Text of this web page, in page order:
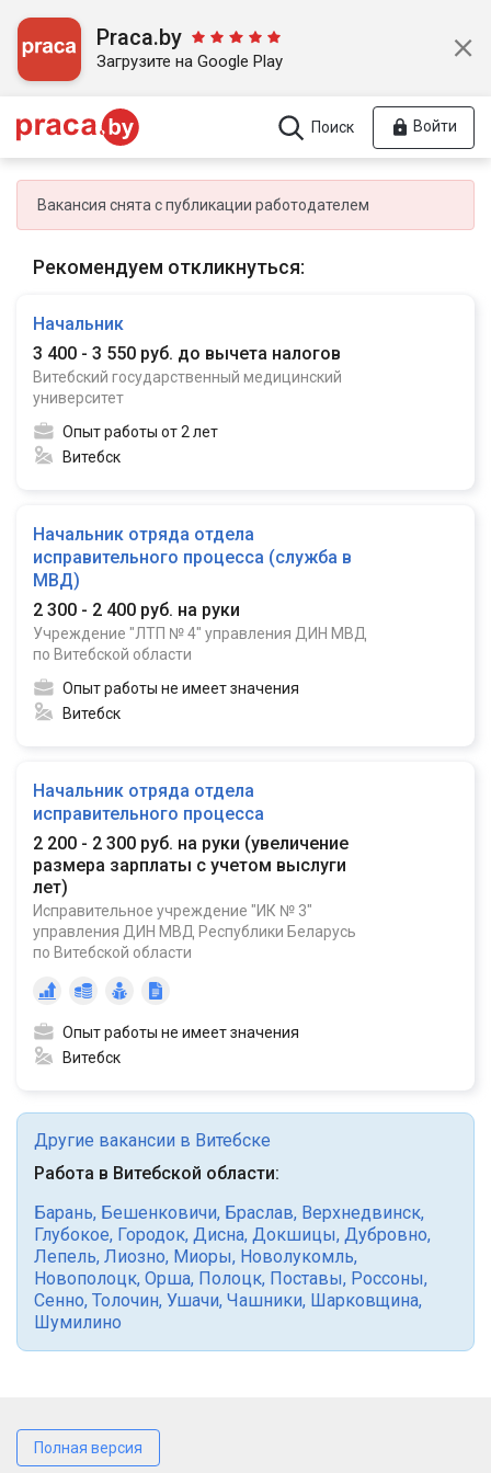
Praca.by
Загрузите на Google Play
Поиск Войти
Вакансия снята с публикации работодателем
Рекомендуем откликнуться:
Начальник
3 400 - 3 550 руб. до вычета налогов
Витебский государственный медицинский
университет
Опыт работы от 2 лет
Витебск
Начальник отряда отдела
исправительного процесса (служба в
МВД)
2 300 - 2 400 руб. на руки
Учреждение "ЛТП № 4" управления ДИН МВД
по Витебской области
Опыт работы не имеет значения
Витебск
Начальник отряда отдела
исправительного процесса
2 200 - 2 300 руб. на руки (увеличение
размера зарплаты с учетом выслуги
лет)
Исправительное учреждение "ИК № 3"
управления ДИН МВД Республики Беларусь
по Витебской области
Опыт работы не имеет значения
Витебск
Другие вакансии в Витебске
Работа в Витебской области:
Барань, Бешенковичи, Браслав, Верхнедвинск,
Глубокое, Городок, Дисна, Докшицы, Дубровно,
Лепель, Лиозно, Миоры, Новолукомль,
Новополоцк, Орша, Полоцк, Поставы, Россоны,
Сенно, Толочин, Ушачи, Чашники, Шарковщина,
Шумилино
Полная версия